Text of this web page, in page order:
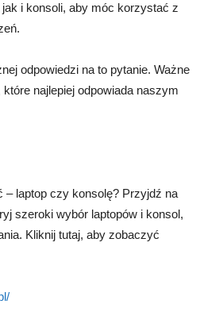
i konsoli, aby móc korzystać z
odpowiedzi na to pytanie. Ważne
najlepiej odpowiada naszym
– laptop czy konsolę? Przyjdź na
szeroki wybór laptopów i konsol,
Kliknij tutaj, aby zobaczyć